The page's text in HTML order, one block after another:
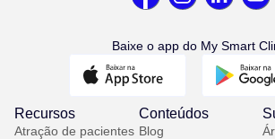
Baixe o app do My Smart
Recursos
Atração de pacientes
Conteúdos
Blog